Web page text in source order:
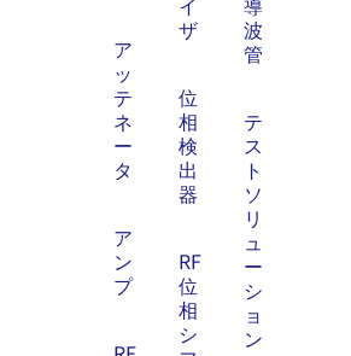
ア
ッ
テ
ネ
ー
タ
ア
ン
プ
ザ
位
相
検
出
器
RF
位
相
シ
波
管
テ
ス
ト
ソ
リ
ュ
ー
シ
ョ
ン